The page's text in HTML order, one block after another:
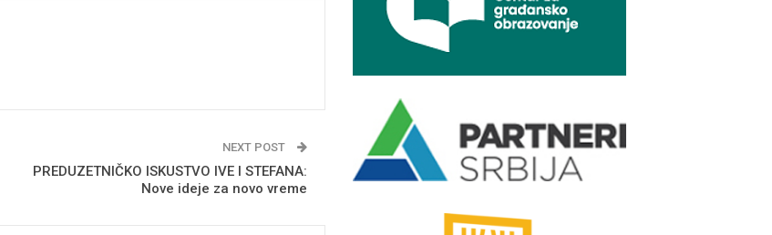
NEXT POST
PREDUZETNIČKO ISKUSTVO IVE I STEFANA:
Nove ideje za novo vreme